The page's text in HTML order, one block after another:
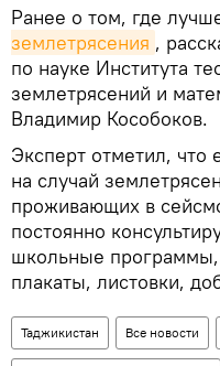
Ранее о том, где
землетрясения ,
по науке Института
землетрясений и
Владимир Кособоков.
Эксперт отметил, что
на случай
проживающих в
постоянно
школьные
плакаты, листовки,
Таджикистан Все новости